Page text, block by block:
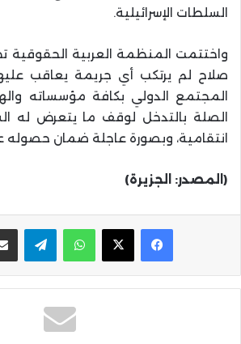
السلطات الإسرائيلية.
واختتمت المنظمة العربية الحقوقية
صلاح لم يرتكب أي جريمة يعاقب
المجتمع الدولي بكافة مؤسساته
الصلة بالتدخل لوقف ما يتعرض له
انتقامية، وبصورة عاجلة ضمان
(المصدر: الجزيرة)
واتساب تيلقرام